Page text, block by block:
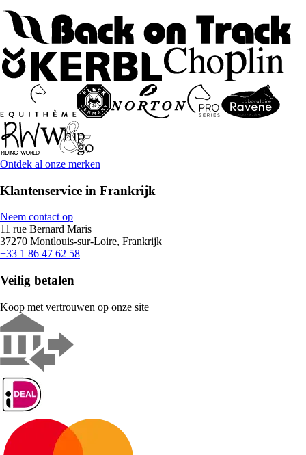
Ontdek al onze merken
Klantenservice in Frankrijk
Neem contact op
11 rue Bernard Maris
37270 Montlouis-sur-Loire, Frankrijk
+33 1 86 47 62 58
Veilig betalen
Koop met vertrouwen op onze site